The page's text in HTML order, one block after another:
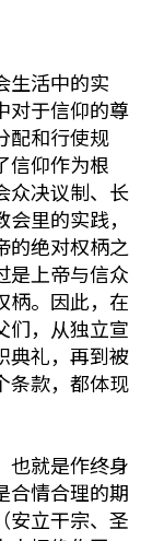
生活中的实
对于信仰的尊
配和行使规
信仰作为根
众决议制、长
里的实践，
的绝对权柄之
是上帝与信众
柄。因此，在
们，从独立宣
典礼，再到被
条款，都体现
也就是作终身
合情合理的期
安立干宗、圣